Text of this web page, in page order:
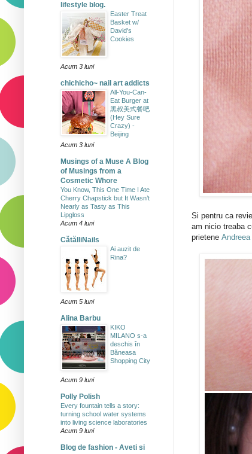
Si pentru ca
am nicio treaba
prietene Andreea
lifestyle blog.
Easter Treat
Basket w/
David's
Cookies
Acum 3 luni
chichicho~ nail art addicts
All-You-Can-
Eat Burger at
黑叔美式餐吧
(Hey Sure
Crazy) -
Beijing
Acum 3 luni
Musings of a Muse A Blog
of Musings from a
Cosmetic Whore
You Know, This One Time I Ate
Cherry Chapstick but It Wasn’t
Nearly as Tasty as This
Lipgloss
Acum 4 luni
CătălliNails
Ai auzit de
Rina?
Acum 5 luni
Alina Barbu
KIKO
MILANO s-a
deschis în
Băneasa
Shopping City
Acum 9 luni
Polly Polish
Every fountain tells a story:
turning school water systems
into living science laboratories
Acum 9 luni
Blog de fashion - Aveti si